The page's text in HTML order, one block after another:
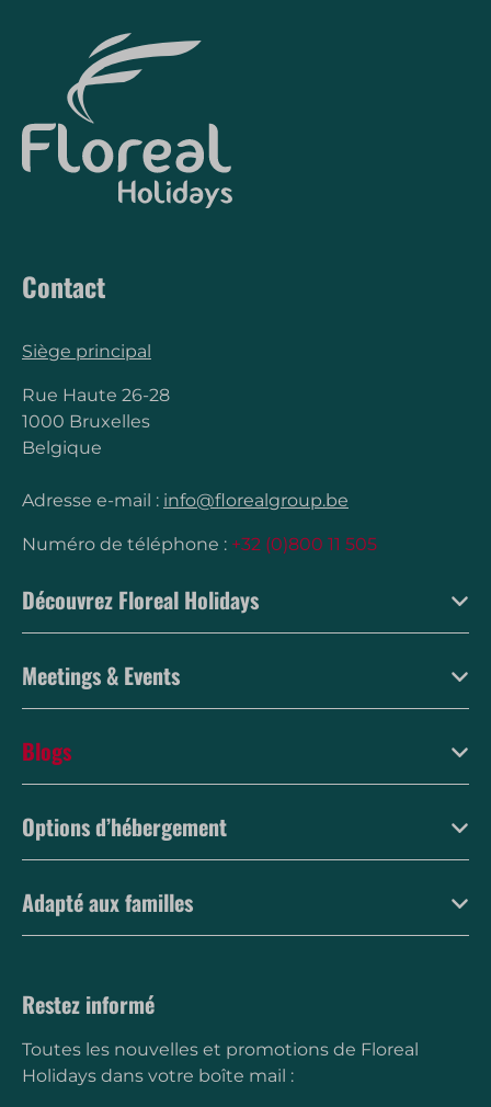
Contact
Siège principal
Rue Haute 26-28
1000 Bruxelles
Belgique
Adresse e-mail : info@florealgroup.be
Numéro de téléphone : +32 (0)800 11 505
Découvrez Floreal Holidays
Meetings & Events
Blogs
Options d’hébergement
Adapté aux familles
Restez informé
Toutes les nouvelles et promotions de Floreal
Holidays dans votre boîte mail :